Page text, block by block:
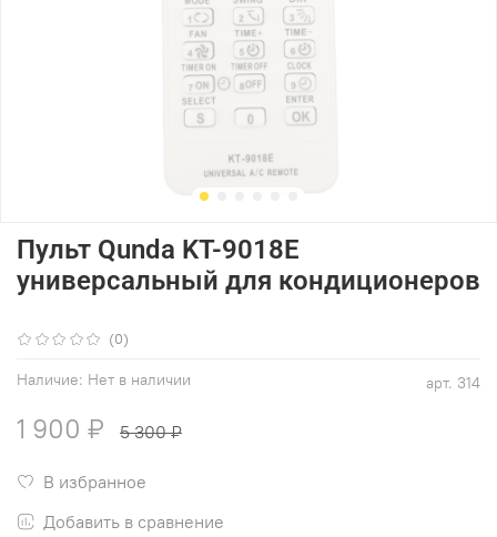
(0)
арт. 314
Наличие: Нет в наличии
Пульт Qunda KT-9018E
универсальный для кондиционеров
1 900 ₽ 5 300 ₽
В избранное
Добавить в сравнение